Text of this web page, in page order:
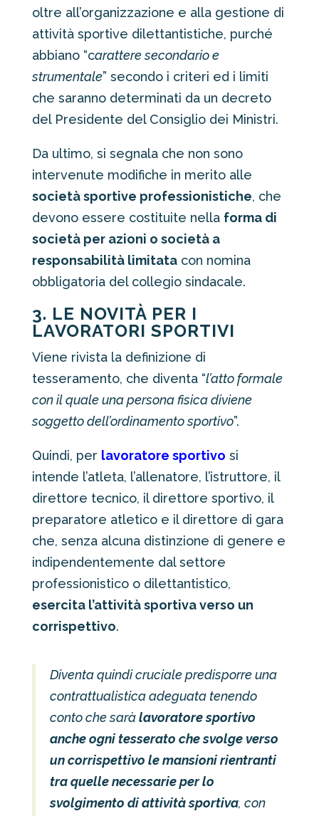
oltre all’organizzazione e alla gestione di
attività sportive dilettantistiche, purché
abbiano “carattere secondario e
strumentale” secondo i criteri ed i limiti
che saranno determinati da un decreto
del Presidente del Consiglio dei Ministri.
Da ultimo, si segnala che non sono
intervenute modifiche in merito alle
società sportive professionistiche, che
devono essere costituite nella forma di
società per azioni o società a
responsabilità limitatacon nomina
obbligatoria del collegio sindacale.
3. LE NOVITÀ PER I
LAVORATORI SPORTIVI
Viene rivista la definizione di
tesseramento, che diventa “l’atto formale
con il quale una persona fisica diviene
soggetto dell’ordinamento sportivo”.
Quindi, per lavoratore sportivo si
intende l’atleta, l’allenatore, l’istruttore, il
direttore tecnico, il direttore sportivo, il
preparatore atletico e il direttore di gara
che, senza alcuna distinzione di genere e
indipendentemente dal settore
professionistico o dilettantistico,
esercita l’attività sportiva verso un
corrispettivo.
Diventa quindi cruciale predisporre una
contrattualistica adeguata tenendo
conto che saràlavoratore sportivo
anche ogni tesserato che svolge verso
un corrispettivo le mansioni rientranti
tra quelle necessarie per lo
svolgimento di attività sportiva, con